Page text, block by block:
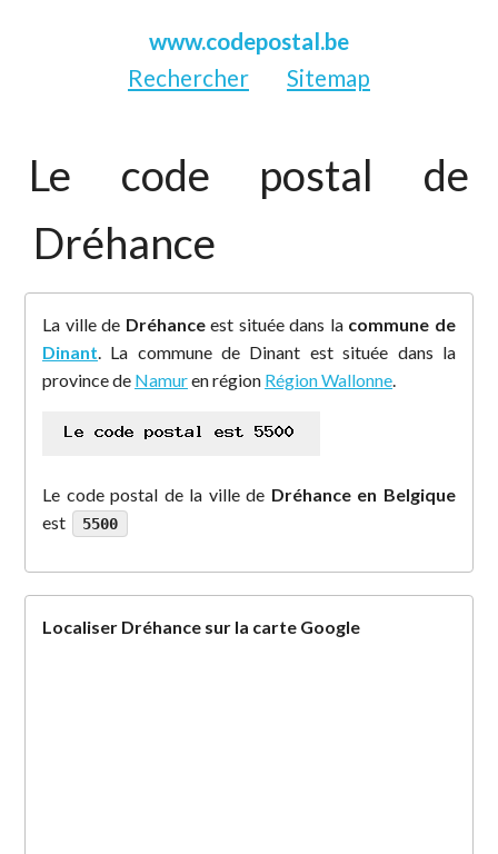
www.codepostal.be
Rechercher
Sitemap
Le code postal de
Dréhance
La ville de Dréhanceest située dans la commune de
Dinant . La commune de Dinant est située dans la
province de Namuren région Région Wallonne
Le code postal de la ville de Dréhance en Belgique
est
5500
Localiser Dréhance sur la carte Google